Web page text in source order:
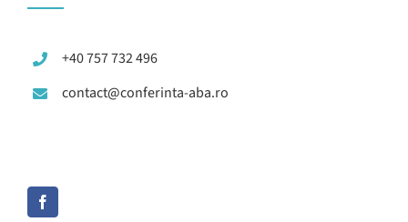
+40 757 732 496
contact@conferinta-aba.ro